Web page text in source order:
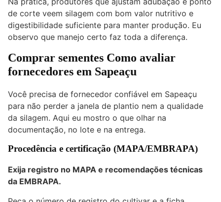
de corte veem silagem com bom valor nutritivo e
digestibilidade suficiente para manter produção. Eu
observo que manejo certo faz toda a diferença.
Comprar sementes Como avaliar
fornecedores em Sapeaçu
Você precisa de fornecedor confiável em Sapeaçu
para não perder a janela de plantio nem a qualidade
da silagem. Aqui eu mostro o que olhar na
documentação, no lote e na entrega.
Procedência e certificação (MAPA/EMBRAPA)
Exija registro no MAPA e recomendações técnicas
da EMBRAPA.